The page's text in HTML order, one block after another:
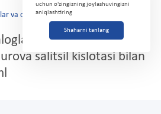
uchun o'zingizning joylashuvingizni
aniqlashtiring
Shaharni tanlang
va o'rnini bosuvchilar
va o'rnini
salitsil kislotasi bilan